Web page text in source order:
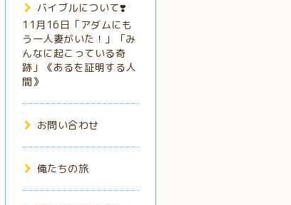
バイブルについて❣️
11月16日「アダムにも
う一人妻がいた！」「み
んなに起こっている奇
跡」《あるを証明する人
間》
お問い合わせ
俺たちの旅